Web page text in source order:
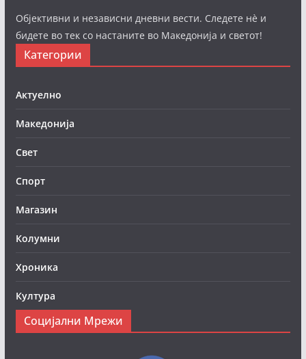
Објективни и независни дневни вести. Следете нè и
бидете во тек со настаните во Македонија и светот!
Категории
Актуелно
Македонија
Свет
Спорт
Магазин
Колумни
Хроника
Култура
Социјални Мрежи